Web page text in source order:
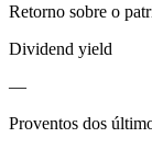
Retorno sobre o
Dividend yield
—
Proventos dos